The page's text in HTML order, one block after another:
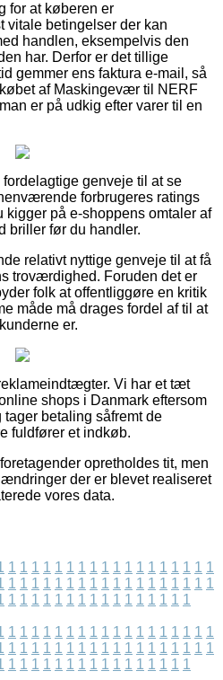
for at køberen er
vitale betingelser der kan
handlen, eksempelvis den
har. Derfor er det tillige
gemmer ens faktura e-mail, så
af Maskingevær til NERF
er på udkig efter varer til en
genveje til at se
forbrugeres ratings
kigger på e-shoppens omtaler af
briller før du handler.
relativt nyttige genveje til at få
troværdighed. Foruden det er
folk at offentliggøre en kritik
måde må drages fordel af til at
er.
Vi har et tæt
shops i Danmark eftersom
betaling såfremt de
fuldfører et indkøb.
opretholdes tit, men
der er blevet realiseret
vores data.
1 1 1 1 1 1 1 1 1 1 1 1 1 1 1 1 1 1
1 1 1 1 1 1 1 1 1 1 1 1 1 1 1 1 1 1
1 1 1 1 1 1 1 1 1 1 1 1 1 1 1 1
1 1 1 1 1 1 1 1 1 1 1 1 1 1 1 1 1 1
1 1 1 1 1 1 1 1 1 1 1 1 1 1 1 1 1 1
1 1 1 1 1 1 1 1 1 1 1 1 1 1 1 1